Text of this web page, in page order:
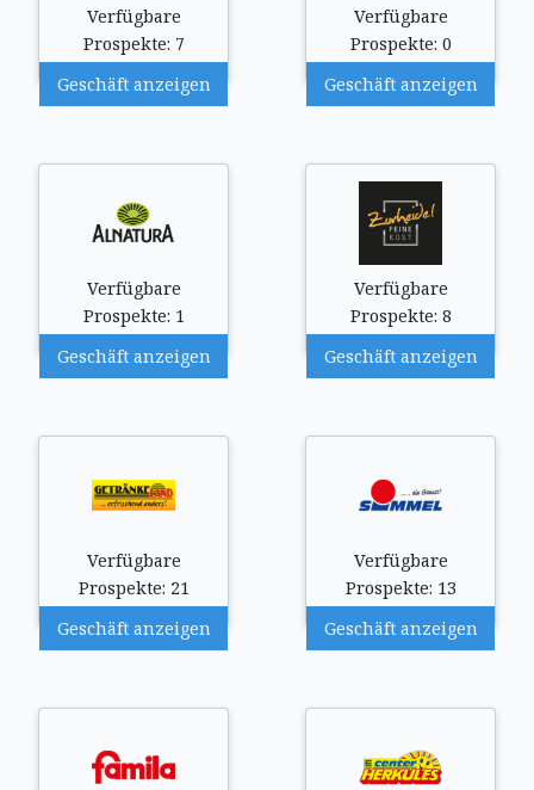
Verfügbare
Prospekte: 7
Geschäft anzeigen
Verfügbare
Prospekte: 0
Geschäft anzeigen
Verfügbare
Prospekte: 1
Geschäft anzeigen
Verfügbare
Prospekte: 8
Geschäft anzeigen
Verfügbare
Prospekte: 21
Geschäft anzeigen
Verfügbare
Prospekte: 13
Geschäft anzeigen